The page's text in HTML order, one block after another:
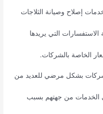
إصلاح وصيانة الثلاجات
التي يريدها
الخاصة بالشركات.
بشكل مرضي للعديد من
الخدمات من جهتهم بسبب